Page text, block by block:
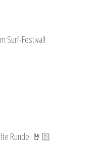
Surf-Festival!
Runde. 🤘🏻